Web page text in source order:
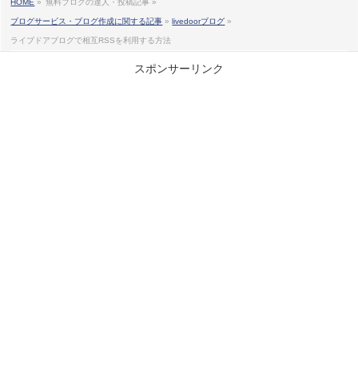
HOME » 無料ブログの達人・投稿記事 »
ブログサービス・ブログ作成に関する記事 »livedoorブログ »
ライブドアブログで相互RSSを利用する方法
スポンサーリンク